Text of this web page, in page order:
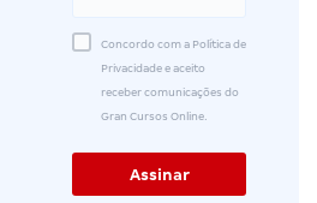
Concordo com a Política de
Privacidade e aceito
receber comunicações do
Gran Cursos Online.